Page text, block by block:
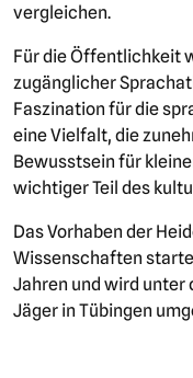
vergleichen.
Für die Öffentlichkeit
zugänglicher
Faszination für die
eine Vielfalt, die
Bewusstsein für
wichtiger Teil des
Das Vorhaben der
Wissenschaften
Jahren und wird unter
Jäger in Tübingen